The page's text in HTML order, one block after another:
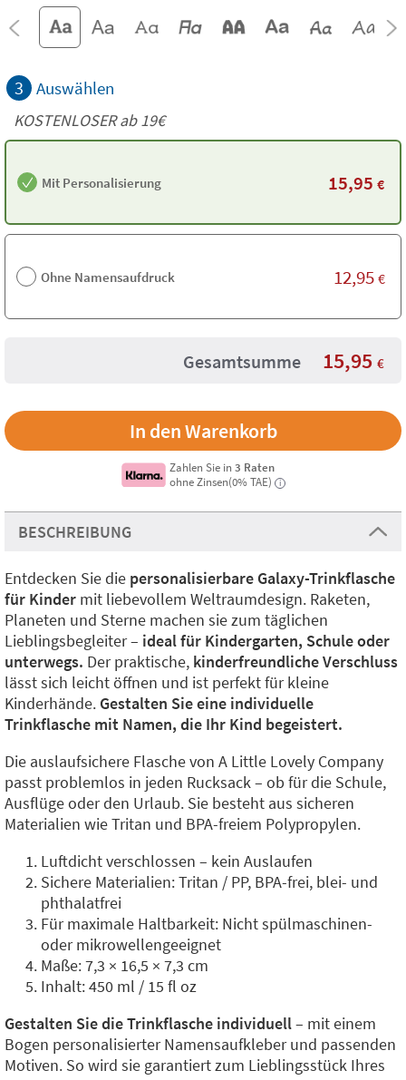
3 Auswählen
KOSTENLOSER ab 19€
Mit Personalisierung 15,95 €
Ohne Namensaufdruck 12,95 €
Gesamtsumme 15,95 €
Zahlen Sie in3 Raten
ohne Zinsen(0% TAE)
i
BESCHREIBUNG
Entdecken Sie die personalisierbare Galaxy-Trinkflasche
für Kinder mit liebevollem Weltraumdesign. Raketen,
Planeten und Sterne machen sie zum täglichen
Lieblingsbegleiter – ideal für Kindergarten, Schule oder
unterwegs. Der praktische, kinderfreundliche Verschluss
lässt sich leicht öffnen und ist perfekt für kleine
Kinderhände. Gestalten Sie eine individuelle
Trinkflasche mit Namen, die Ihr Kind begeistert.
Die auslaufsichere Flasche von A Little Lovely Company
passt problemlos in jeden Rucksack – ob für die Schule,
Ausflüge oder den Urlaub. Sie besteht aus sicheren
Materialien wie Tritan und BPA-freiem Polypropylen.
Luftdicht verschlossen – kein Auslaufen
Sichere Materialien: Tritan / PP, BPA-frei, blei- und
phthalatfrei
Für maximale Haltbarkeit: Nicht spülmaschinen-
oder mikrowellengeeignet
Maße: 7,3 × 16,5 × 7,3 cm
Inhalt: 450 ml / 15 fl oz
Gestalten Sie die Trinkflasche individuell– mit einem
Bogen personalisierter Namensaufkleber und passenden
Motiven. So wird sie garantiert zum Lieblingsstück Ihres